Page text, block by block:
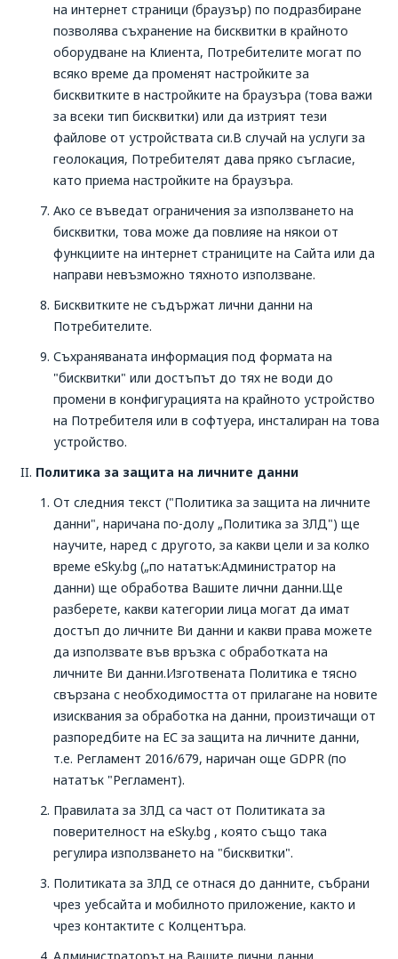
на интернет страници (браузър) по подразбиране
позволява съхранение на бисквитки в крайното
оборудване на Клиента, Потребителите могат по
всяко време да променят настройките за
бисквитките в настройките на браузъра (това важи
за всеки тип бисквитки) или да изтрият тези
файлове от устройствата си.В случай на услуги за
геолокация, Потребителят дава пряко съгласие,
като приема настройките на браузъра.
Ако се въведат ограничения за използването на
бисквитки, това може да повлияе на някои от
функциите на интернет страниците на Сайта или да
направи невъзможно тяхното използване.
Бисквитките не съдържат лични данни на
Потребителите.
Съхраняваната информация под формата на
"бисквитки" или достъпът до тях не води до
промени в конфигурацията на крайното устройство
на Потребителя или в софтуера, инсталиран на това
устройство.
Политика за защита на личните данни
От следния текст ("Политика за защита на личните
данни", наричана по-долу „Политика за ЗЛД") ще
научите, наред с другото, за какви цели и за колко
време eSky.bg („по нататък:Администратор на
данни) ще обработва Вашите лични данни.Ще
разберете, какви категории лица могат да имат
достъп до личните Ви данни и какви права можете
да използвате във връзка с обработката на
личните Ви данни.Изготвената Политика е тясно
свързана с необходимостта от прилагане на новите
изисквания за обработка на данни, произтичащи от
разпоредбите на ЕС за защита на личните данни,
т.е. Регламент 2016/679, наричан още GDPR (по
нататък "Регламент).
Правилата за ЗЛД са част от Политиката за
поверителност на eSky.bg , която също така
регулира използването на "бисквитки".
Политиката за ЗЛД се отнася до данните, събрани
чрез уебсайта и мобилното приложение, както и
чрез контактите с Колцентъра.